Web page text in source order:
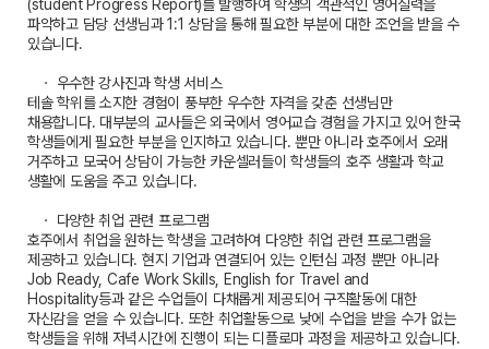
(student Progress Report)를 발행하여 학생의 객관적인 영어실력을
파악하고 담당 선생님과 1:1 상담을 통해 필요한 부분에 대한 조언을 받을 수
있습니다.
ㆍ 우수한 강사진과 학생 서비스
테솔 학위를 소지한 경험이 풍부한 우수한 자격을 갖춘 선생님만
채용합니다. 대부분의 교사들은 외국에서 영어교습 경험을 가지고 있어 한국
학생들에게 필요한 부분을 인지하고 있습니다. 뿐만 아니라 호주에서 오래
거주하고 모국어 상담이 가능한 카운셀러들이 학생들의 호주 생활과 학교
생활에 도움을 주고 있습니다.
ㆍ 다양한 취업 관련 프로그램
호주에서 취업을 원하는 학생을 고려하여 다양한 취업 관련 프로그램을
제공하고 있습니다. 현지 기업과 연결되어 있는 인턴십 과정 뿐만 아니라
Job Ready, Cafe Work Skills, English for Travel and
Hospitality등과 같은 수업들이 다채롭게 제공되어 구직활동에 대한
자신감을 얻을 수 있습니다. 또한 취업활동으로 낮에 수업을 받을 수가 없는
학생들을 위해 저녁시간에 진행이 되는 디플로마 과정을 제공하고 있습니다.